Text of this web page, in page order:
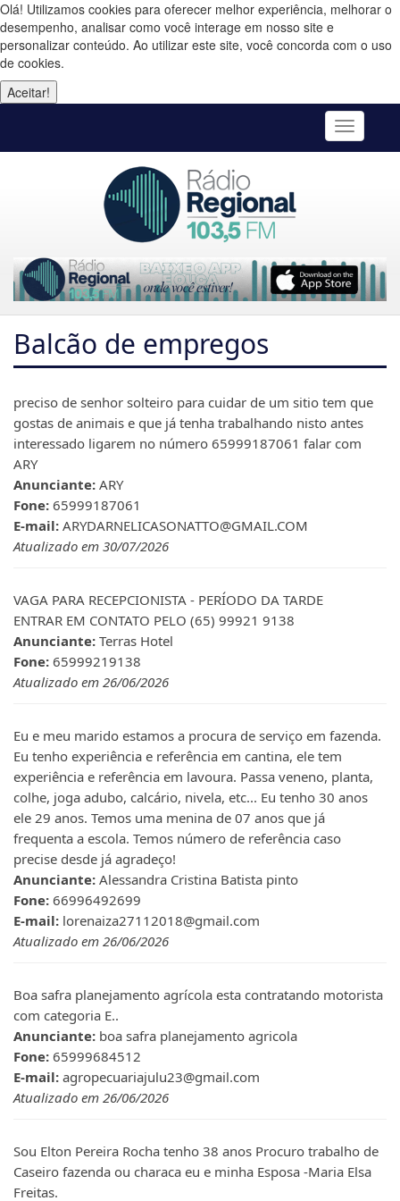
Olá! Utilizamos cookies para oferecer melhor experiência, melhorar o
desempenho, analisar como você interage em nosso site e
personalizar conteúdo. Ao utilizar este site, você concorda com o uso
de cookies.
Aceitar!
Toggle
Balcão de empregos
preciso de senhor solteiro para cuidar de um sitio tem que
gostas de animais e que já tenha trabalhando nisto antes
interessado ligarem no número 65999187061 falar com
ARY
Anunciante: ARY
Fone: 65999187061
E-mail: ARYDARNELICASONATTO@GMAIL.COM
Atualizado em 30/07/2026
VAGA PARA RECEPCIONISTA - PERÍODO DA TARDE
ENTRAR EM CONTATO PELO (65) 99921 9138
Anunciante: Terras Hotel
Fone: 65999219138
Atualizado em 26/06/2026
Eu e meu marido estamos a procura de serviço em fazenda.
Eu tenho experiência e referência em cantina, ele tem
experiência e referência em lavoura. Passa veneno, planta,
colhe, joga adubo, calcário, nivela, etc... Eu tenho 30 anos
ele 29 anos. Temos uma menina de 07 anos que já
frequenta a escola. Temos número de referência caso
precise desde já agradeço!
Anunciante: Alessandra Cristina Batista pinto
Fone: 66996492699
E-mail: lorenaiza27112018@gmail.com
Atualizado em 26/06/2026
Boa safra planejamento agrícola esta contratando motorista
com categoria E..
Anunciante: boa safra planejamento agricola
Fone: 65999684512
E-mail: agropecuariajulu23@gmail.com
Atualizado em 26/06/2026
Sou Elton Pereira Rocha tenho 38 anos Procuro trabalho de
Caseiro fazenda ou characa eu e minha Esposa -Maria Elsa
Freitas.